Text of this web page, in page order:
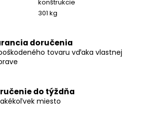
konštrukcie
301 kg
doručenia
tovaru vďaka vlastnej
do týždňa
miesto